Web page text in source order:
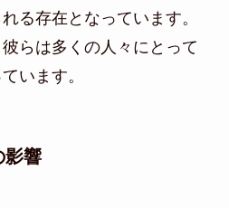
る存在となっています。
らは多くの人々にとって
います。
影響